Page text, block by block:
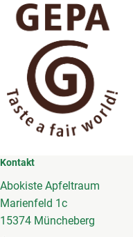
Kontakt
Abokiste Apfeltraum
Marienfeld 1c
15374 Müncheberg